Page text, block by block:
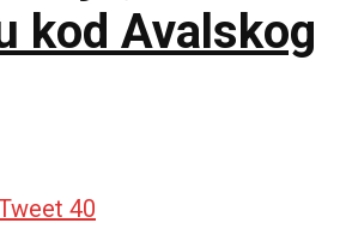
kod Avalskog
40